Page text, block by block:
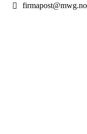
firmapost@mwg.no